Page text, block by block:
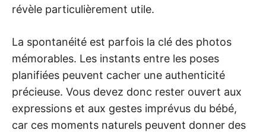
révèle particulièrement utile.
La spontanéité est parfois la clé des photos
mémorables. Les instants entre les poses
planifiées peuvent cacher une authenticité
précieuse. Vous devez donc rester ouvert aux
expressions et aux gestes imprévus du bébé,
car ces moments naturels peuvent donner des